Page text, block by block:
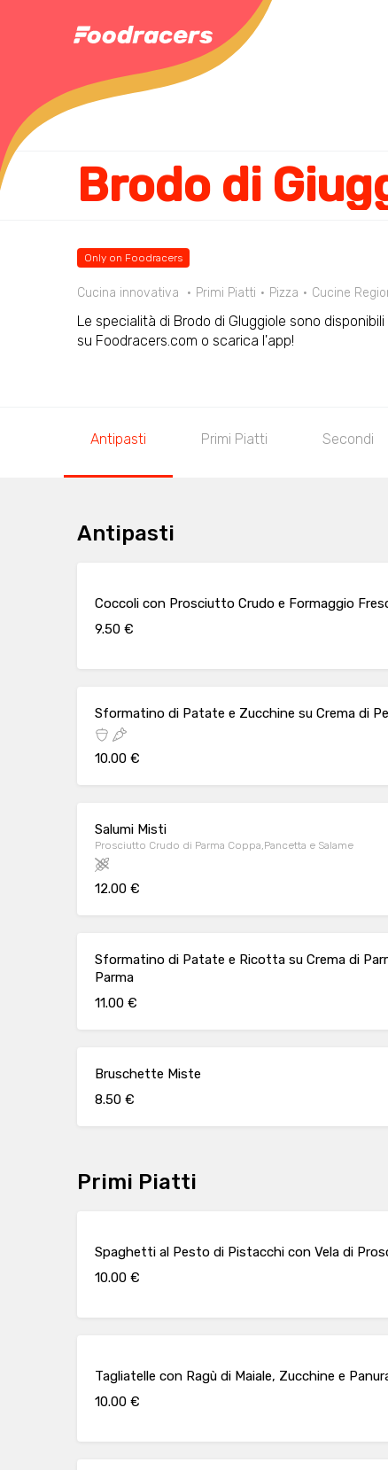
Brodo di
Only on Foodracers
Cucina innovativa Primi Piatti Pizza Cucine
Le specialità di Brodo di GIuggiole sono
su Foodracers.com o scarica l'app!
Antipasti Primi Piatti Secondi
Antipasti
Coccoli con Prosciutto Crudo e Formaggio
9.50 €
Sformatino di Patate e Zucchine su Crema di
10.00 €
Salumi Misti
Prosciutto Crudo di Parma Coppa,Pancetta e Salame
12.00 €
Sformatino di Patate e Ricotta su Crema di
Parma
11.00 €
Bruschette Miste
8.50 €
Primi Piatti
Spaghetti al Pesto di Pistacchi con Vela di
10.00 €
Tagliatelle con Ragù di Maiale, Zucchine e
10.00 €